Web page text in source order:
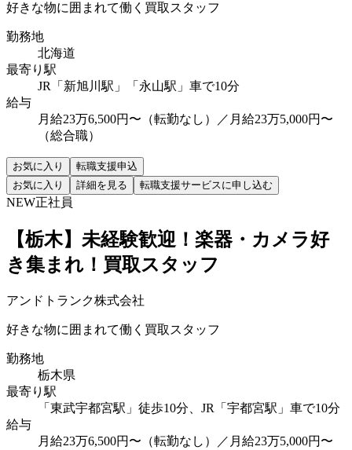
好きな物に囲まれて働く買取スタッフ
勤務地
北海道
最寄り駅
JR「新旭川駅」「永山駅」車で10分
給与
月給23万6,500円〜（転勤なし）／月給23万5,000円〜
（総合職）
お気に入り
転職支援申込
お気に入り
詳細を見る 転職支援サービスに申し込む
NEW正社員
【栃木】未経験歓迎！楽器・カメラ好
き集まれ！買取スタッフ
アンドトランク株式会社
好きな物に囲まれて働く買取スタッフ
勤務地
栃木県
最寄り駅
「東武宇都宮駅」徒歩10分、JR「宇都宮駅」車で10分
給与
月給23万6,500円〜（転勤なし）／月給23万5,000円〜